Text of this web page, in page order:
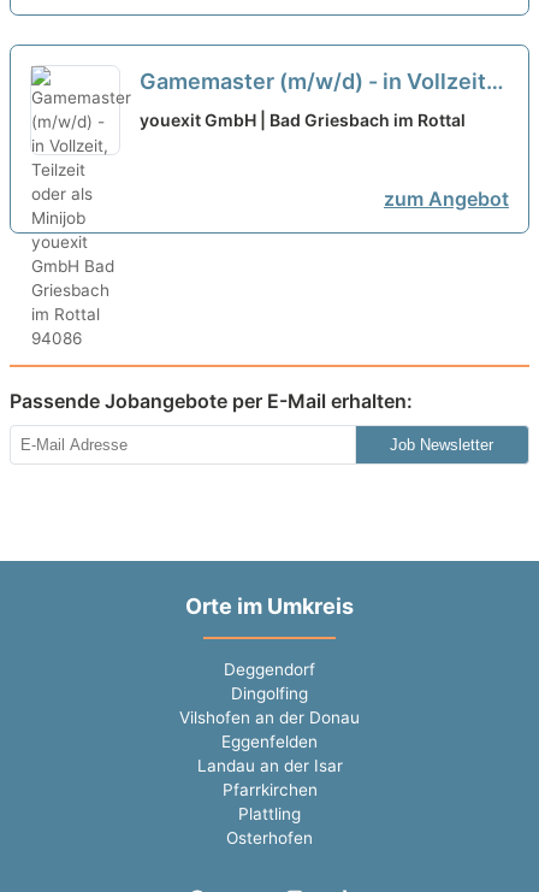
Gamemaster (m/w/d) - in Vollzeit,
Teilzeit oder als Minijob
youexit GmbH | Bad Griesbach im Rottal
zum Angebot
Passende Jobangebote per E-Mail erhalten:
Job Newsletter
Orte im Umkreis
Deggendorf
Dingolfing
Vilshofen an der Donau
Eggenfelden
Landau an der Isar
Pfarrkirchen
Plattling
Osterhofen